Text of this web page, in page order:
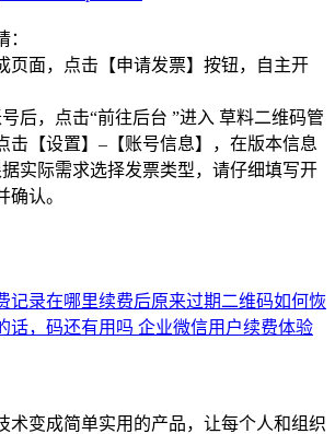
页面，点击【申请发票】按钮，自主开
后，点击“前往后台 ”进入 草料二维码管
击【设置】–【账号信息】，在版本信息
实际需求选择发票类型，请仔细填写开
确认。
记录在哪里续费后原来过期二维码如何恢
话，码还有用吗 企业微信用户续费体验
术变成简单实用的产品，让每个人和组织